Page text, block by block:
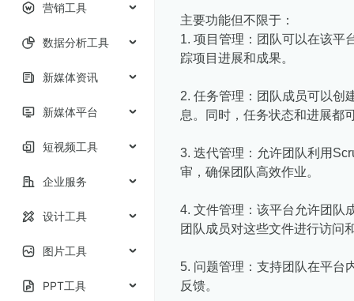
营销工具
数据分析工具
新媒体资讯
新媒体平台
短视频工具
企业服务
设计工具
图片工具
PPT工具
主要功能但不限于：
1. 项目管理：团队可以在该平
踪项目进展和成果。
2. 任务管理：团队成员可以创
息。同时，任务状态和进展都
3. 迭代管理：允许团队利用
审，确保团队高效作业。
4. 文件管理：该平台允许团队
团队成员对这些文件进行访问
5. 问题管理：支持团队在平台
反馈。